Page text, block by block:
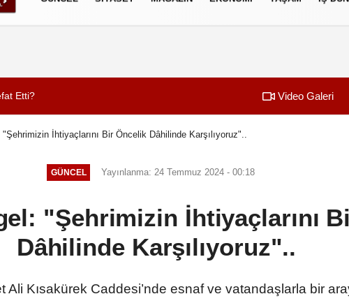
İlkeleri
Etti? Başkan Toptaş:Video Galeri
İhtiyaçlarını Bir Öncelik Dâhilinde Karşılıyoruz"..
GÜNCEL Yayınlanma: 24 Temmuz 2024 - 00:18
"Şehrimizin İhtiyaçlarını
Dâhilinde Karşılıyoruz"..
Ali Kısakürek Caddesi’nde esnaf ve vatandaşlarla bir